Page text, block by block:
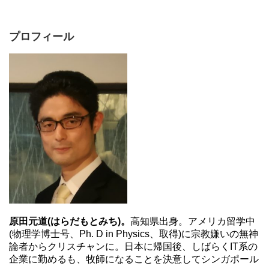
プロフィール
原田元道(はらだもとみち)。 高知県出身。アメリカ留学中
(物理学博士号、Ph. D in Physics、取得)に宗教嫌いの無神
論者からクリスチャンに。日本に帰国後、しばらくIT系の
企業に勤めるも、牧師になることを決意してシンガポール